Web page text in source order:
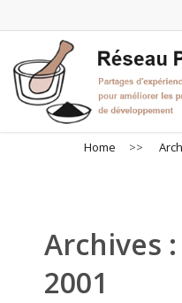
to
main
content
Home >>
Archives
2001